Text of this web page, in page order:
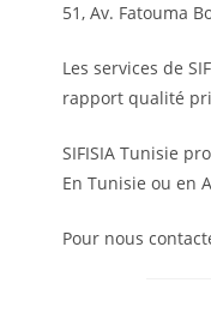
51, Av. Fatouma
Les services de
rapport qualité
SIFISIA Tunisie
En Tunisie ou en
Pour nous